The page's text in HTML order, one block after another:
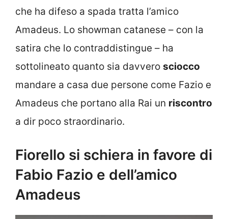
che ha difeso a spada tratta l’amico
Amadeus. Lo showman catanese – con la
satira che lo contraddistingue – ha
sottolineato quanto sia davvero sciocco
mandare a casa due persone come Fazio e
Amadeus che portano alla Rai un riscontro
a dir poco straordinario.
Fiorello si schiera in favore di
Fabio Fazio e dell’amico
Amadeus